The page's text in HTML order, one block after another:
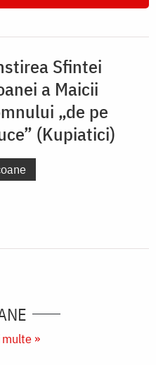
Sfintei
a Maicii
„de pe
(Kupiatici)
»